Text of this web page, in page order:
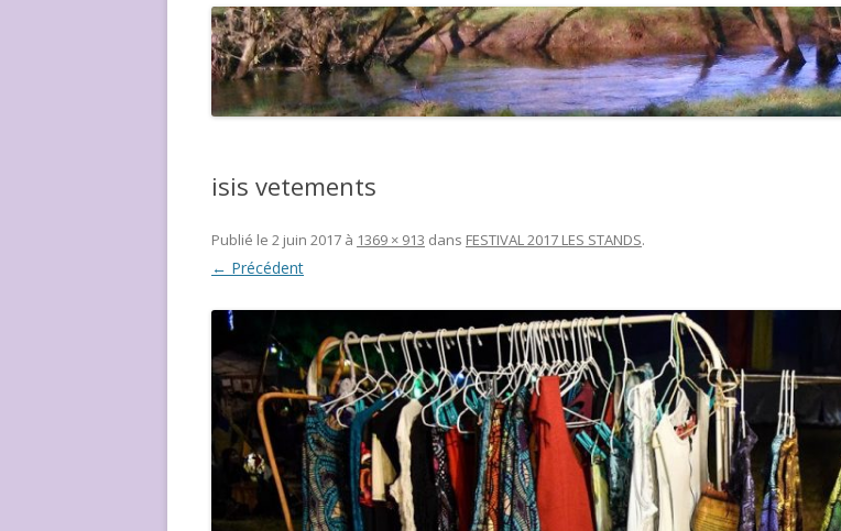
LA CHARTE DU FESTIVAL
LE FESTIVAL DEPUIS 2015 – QUI
SOMMES-NOUS ?
LE FESTIVAL DEPUIS 2015…OU
ALLONS-NOUS ?
isis vetements
Publié le 2 juin 2017 à 1369 × 913 dans FESTIVAL 2017 LES STANDS.
← Précédent